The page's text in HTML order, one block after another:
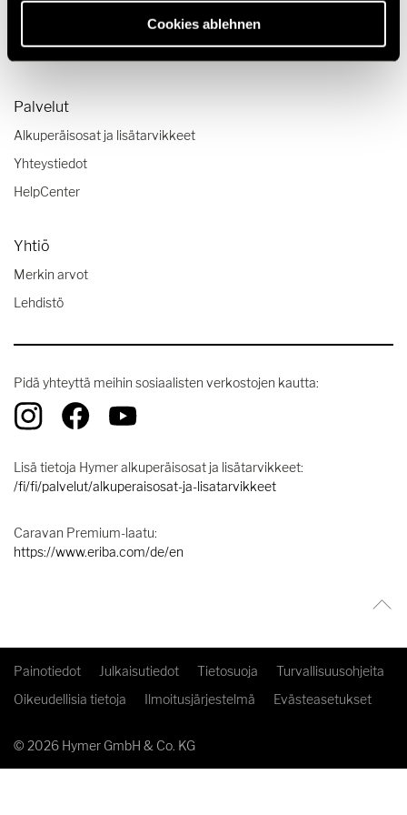
Cookies ablehnen
Matkavinkit
Palvelut
Alkuperäisosat ja lisätarvikkeet
Yhteystiedot
HelpCenter
Yhtiö
Merkin arvot
Lehdistö
Pidä yhteyttä meihin sosiaalisten verkostojen kautta:
Lisä tietoja Hymer alkuperäisosat ja lisätarvikkeet:
/fi/fi/palvelut/alkuperaisosat-ja-lisatarvikkeet
Caravan Premium-laatu:
https://www.eriba.com/de/en
Painotiedot Julkaisutiedot Tietosuoja
Turvallisuusohjeita
Oikeudellisia tietoja
Ilmoitusjärjestelmä Evästeasetukset
© 2026 Hymer GmbH & Co. KG